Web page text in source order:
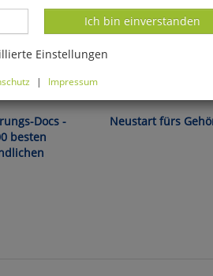
Riedl/Schäfer:
Docs -
besten
Neustart fürs
Datenverarbeitung -
Ich bin einverstanden
-
Einstellungen
| Impressum
nur mit zwingend notwendigen
auf Basis Ihrer Einstellungen
Seite zur Verfügung stehen.
Einstellungen jederzeit widerrufen